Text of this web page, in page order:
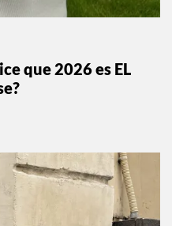
que 2026 es EL